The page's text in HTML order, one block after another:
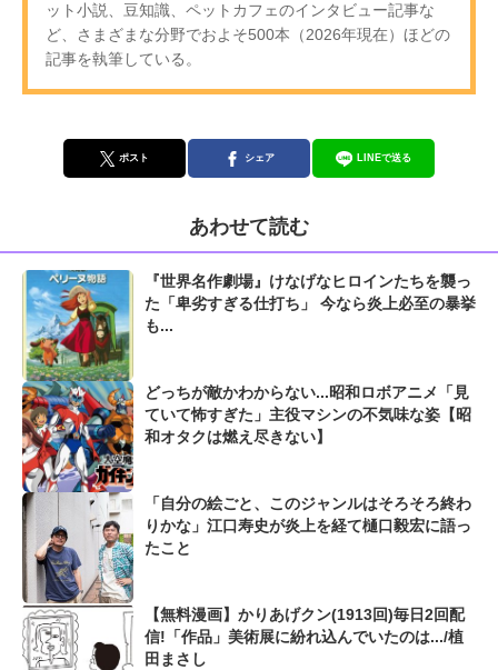
ット小説、豆知識、ペットカフェのインタビュー記事な
ど、さまざまな分野でおよそ500本（2026年現在）ほどの
記事を執筆している。
ポスト シェア LINEで送る
あわせて読む
『世界名作劇場』けなげなヒロインたちを襲っ
た「卑劣すぎる仕打ち」 今なら炎上必至の暴挙
も...
どっちが敵かわからない...昭和ロボアニメ「見
ていて怖すぎた」主役マシンの不気味な姿【昭
和オタクは燃え尽きない】
「自分の絵ごと、このジャンルはそろそろ終わ
りかな」江口寿史が炎上を経て樋口毅宏に語っ
たこと
【無料漫画】かりあげクン(1913回)毎日2回配
信!「作品」美術展に紛れ込んでいたのは.../植
田まさし